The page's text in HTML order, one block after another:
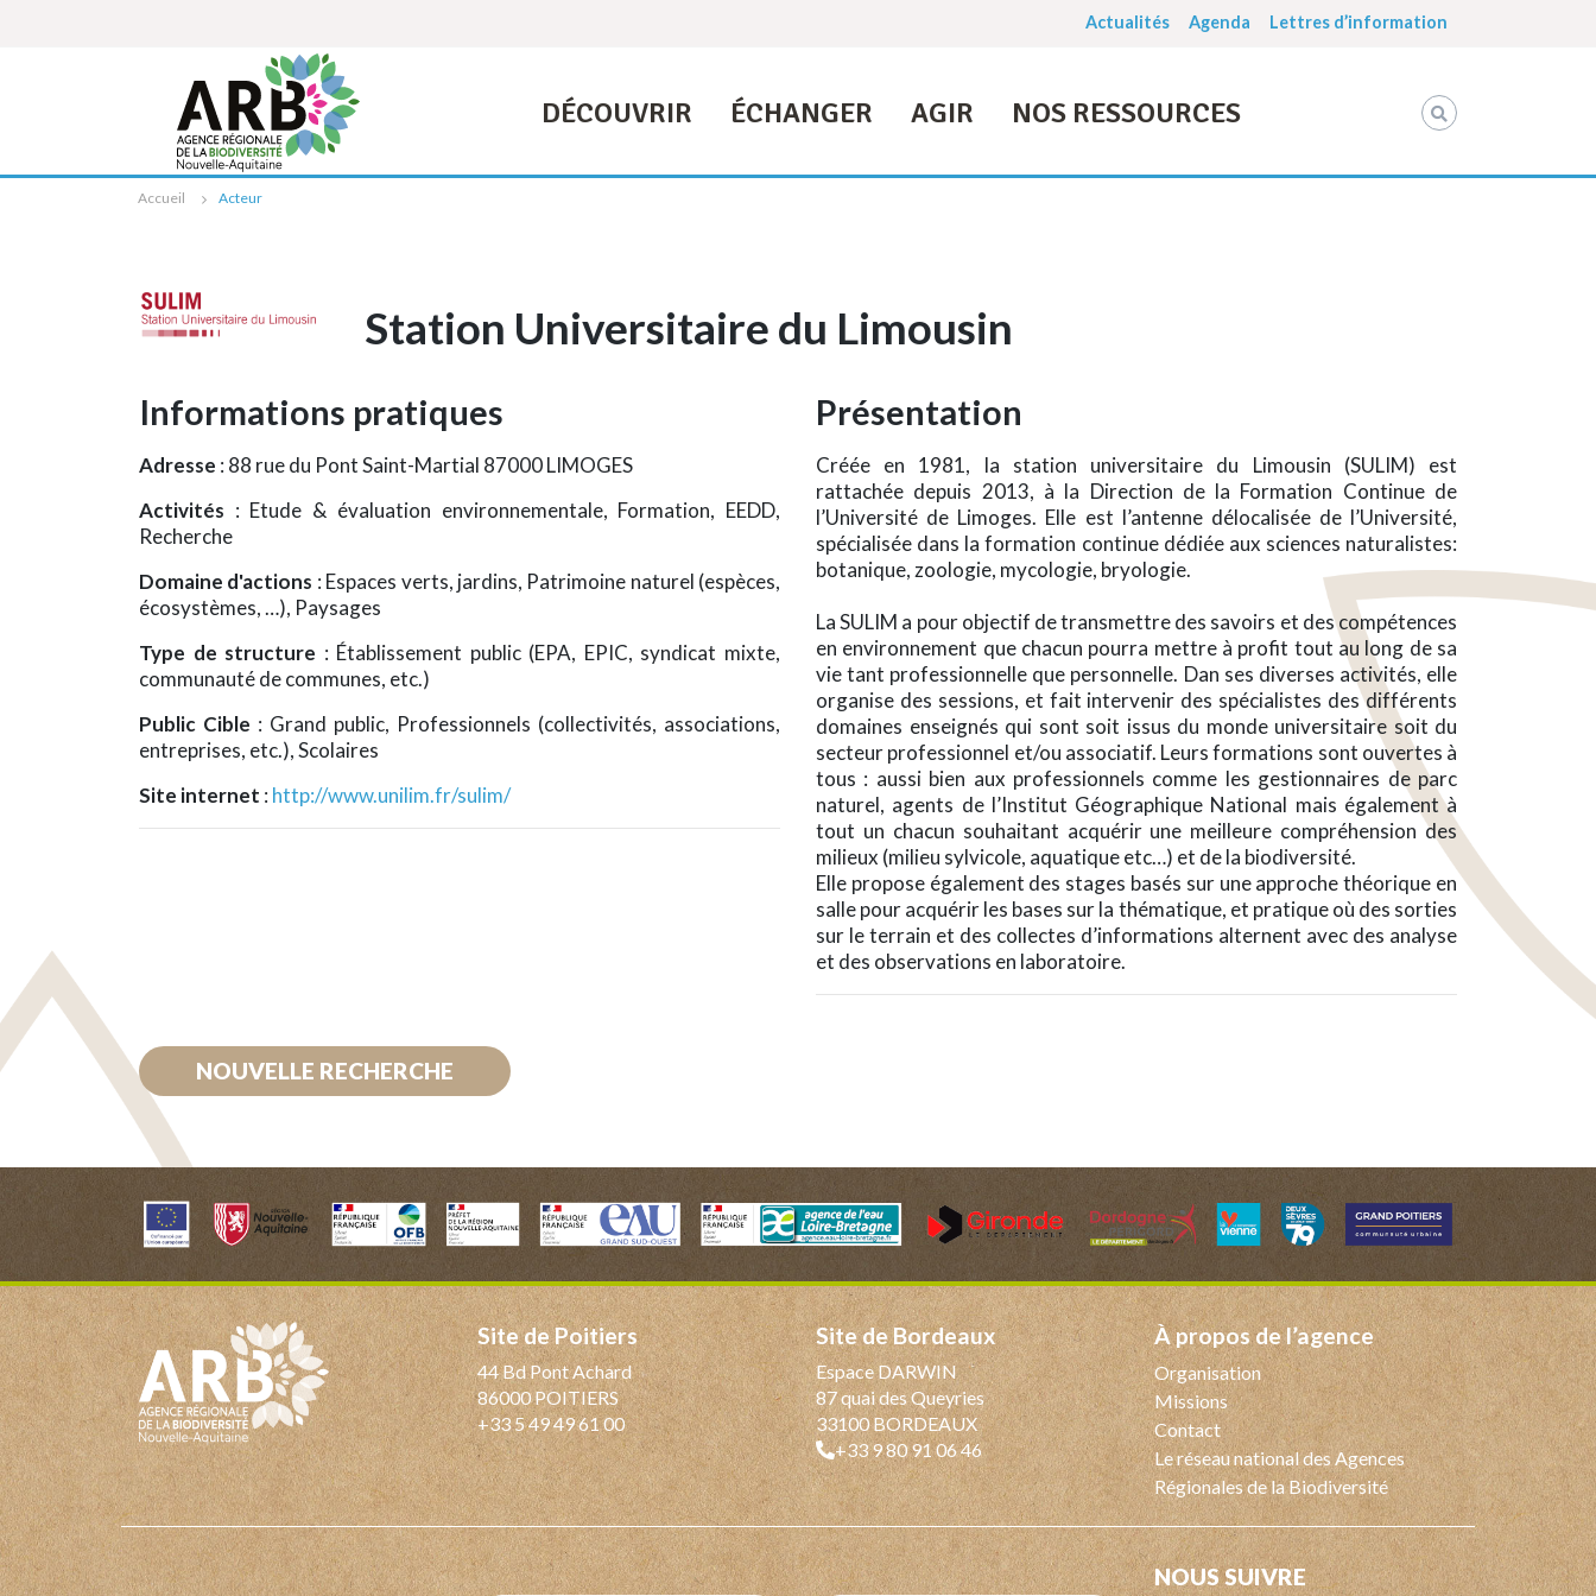
Actualités Agenda Lettres d’information
DÉCOUVRIR ÉCHANGER AGIR NOS RESSOURCES
Accueil Acteur
Station Universitaire du Limousin
Informations pratiques
Adresse : 88 rue du Pont Saint-Martial 87000 LIMOGES
Activités : Etude & évaluation environnementale, Formation, EEDD,
Recherche
Domaine d'actions : Espaces verts, jardins, Patrimoine naturel (espèces,
écosystèmes, …), Paysages
Type de structure : Établissement public (EPA, EPIC, syndicat mixte,
communauté de communes, etc.)
Public Cible : Grand public, Professionnels (collectivités, associations,
entreprises, etc.), Scolaires
Site internet : http://www.unilim.fr/sulim/
Présentation
Créée en 1981, la station universitaire du Limousin (SULIM) est
rattachée depuis 2013, à la Direction de la Formation Continue de
l’Université de Limoges. Elle est l’antenne délocalisée de l’Université,
spécialisée dans la formation continue dédiée aux sciences naturalistes:
botanique, zoologie, mycologie, bryologie.
La SULIM a pour objectif de transmettre des savoirs et des compétences
en environnement que chacun pourra mettre à profit tout au long de sa
vie tant professionnelle que personnelle. Dan ses diverses activités, elle
organise des sessions, et fait intervenir des spécialistes des différents
domaines enseignés qui sont soit issus du monde universitaire soit du
secteur professionnel et/ou associatif. Leurs formations sont ouvertes à
tous : aussi bien aux professionnels comme les gestionnaires de parc
naturel, agents de l’Institut Géographique National mais également à
tout un chacun souhaitant acquérir une meilleure compréhension des
milieux (milieu sylvicole, aquatique etc…) et de la biodiversité.
Elle propose également des stages basés sur une approche théorique en
salle pour acquérir les bases sur la thématique, et pratique où des sorties
sur le terrain et des collectes d’informations alternent avec des analyse
et des observations en laboratoire.
NOUVELLE RECHERCHE
Site de Poitiers
44 Bd Pont Achard
86000 POITIERS
+33 5 49 49 61 00
Site de Bordeaux
Espace DARWIN
87 quai des Queyries
33100 BORDEAUX
+33 9 80 91 06 46
à propos de l’agence
Organisation
Missions
Contact
Le réseau national des Agences
Régionales de la Biodiversité
NOUS SUIVRE